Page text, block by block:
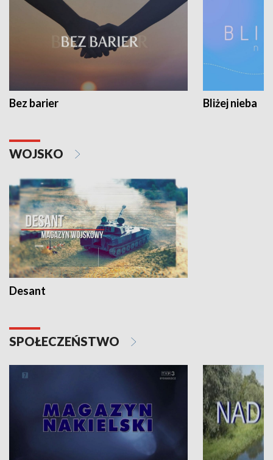
Bez barier Bliżej nieba
WOJSKO
Desant
SPOŁECZEŃSTWO